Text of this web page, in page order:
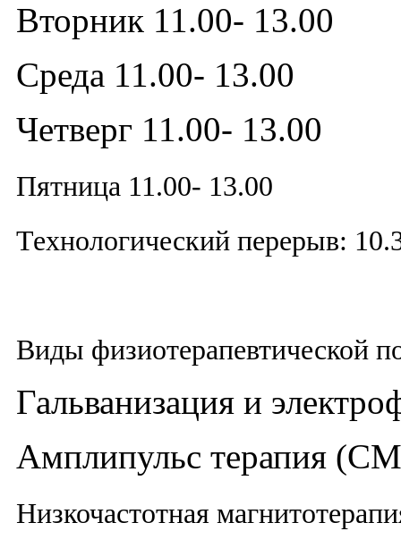
Вторник 11.00- 13.00
Среда 11.00- 13.00
Четверг 11.00- 13.00
Пятница 11.00- 13.00
Технологический перерыв:
Виды физиотерапевтической
Гальванизация и
Амплипульс терапия
Низкочастотная